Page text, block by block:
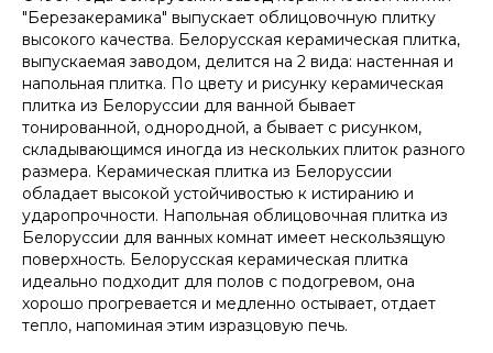
"Березакерамика" выпускает облицовочную плитку
высокого качества. Белорусская керамическая плитка,
выпускаемая заводом, делится на 2 вида: настенная и
напольная плитка. По цвету и рисунку керамическая
плитка из Белоруссии для ванной бывает
тонированной, однородной, а бывает с рисунком,
складывающимся иногда из нескольких плиток разного
размера. Керамическая плитка из Белоруссии
обладает высокой устойчивостью к истиранию и
ударопрочности. Напольная облицовочная плитка из
Белоруссии для ванных комнат имеет нескользящую
поверхность. Белорусская керамическая плитка
идеально подходит для полов с подогревом, она
хорошо прогревается и медленно остывает, отдает
тепло, напоминая этим изразцовую печь.